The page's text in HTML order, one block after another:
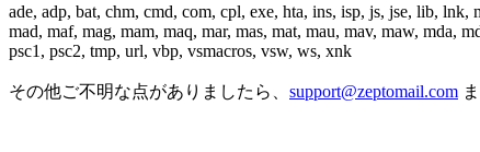
ade, adp, bat, chm, cmd, com, cpl, exe, hta, ins, isp, js, jse, lib,
mad, maf, mag, mam, maq, mar, mas, mat, mau, mav, maw, mda,
psc1, psc2, tmp, url, vbp, vsmacros, vsw, ws, xnk
その他ご不明な点がありましたら、 support@zeptomail.com